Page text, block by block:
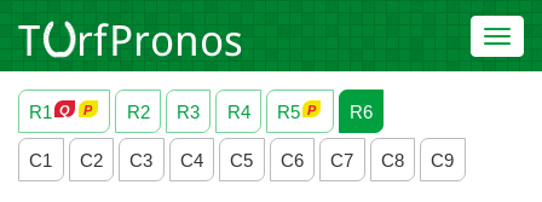
R1
R2 R3 R4 R5 R6
C1 C2 C3 C4 C5 C6 C7 C8 C9